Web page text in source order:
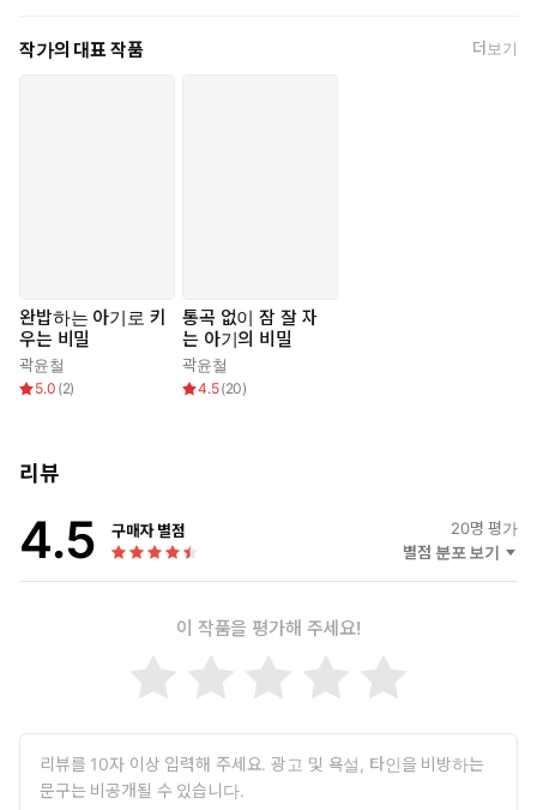
오늘도 대성통곡하는 우리 아기에게 통잠을 선사할 책!
출산으로 지친 몸을 산후조리원에서 추스르고 집에 도착한 순간
‘육아’라는 헬게이트가 열린다. 분명 산후조리원에서는 방긋 웃고
기만 하는 걸까? 초보 부모들이 겪는 ‘멘붕’의 시작이다. 처음에는
열의 가득한 마음으로 어르고 달랜다. 내 배 아파 낳은 내 새끼니
여본다. 울음을 그치기도 잠시, 엄마 손에서 떨어지는 순간 아기
이 책의 저자는 ‘아기가 보내는 수면 신호를 읽고, 아기 스스로 잘 수
있는 기회를 제공해야 한다’고 말한다. 태어나 먹는 법을 배우고 말하
아기는 스스로 잘 수 있다는 것이다. 이를 위해서는 아기가 무엇을
원하는지 알 수 있도록 아기와의 교감이 우선이라고 주장한다. 아기
스스로 잠드는 법을 가르쳐주는 ‘교감하는 수면 교육법’은 아기에게
의 아기와 부모들을 만나며 겪은 이야기와 수면 교육, 육아 상식과
관련한 콘텐츠를 블로그에 공유하면서 엄마들 사이에서 유명세를 타
작가의 대표 작품 더보기
완밥하는 아기로 키
우는 비밀
곽윤철
5.0 (2)
통곡 없이 잠 잘 자
는 아기의 비밀
곽윤철
4.5(20)
리뷰
4.5 구매자 별점 20명 평가
별점 분포 보기
이 작품을 평가해 주세요!